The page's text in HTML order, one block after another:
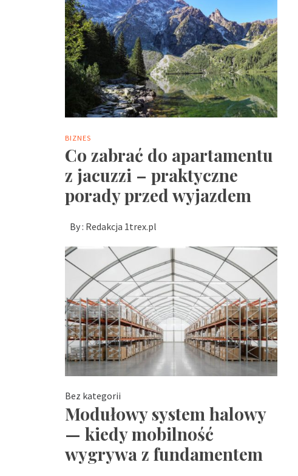
BIZNES
Co zabrać do apartamentu
z jacuzzi – praktyczne
porady przed wyjazdem
By : Redakcja 1trex.pl
Bez kategorii
Modułowy system halowy
— kiedy mobilność
wygrywa z fundamentem